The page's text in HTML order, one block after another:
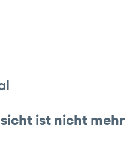
ist nicht mehr